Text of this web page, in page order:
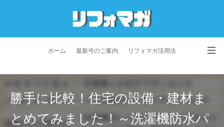
ホーム 最新号のご案内 リフォマガ活用法
プライバシーポリシー 利用規約 会社概要
勝手に比較！住宅の設備・建材ま
とめてみました！～洗濯機防水パ